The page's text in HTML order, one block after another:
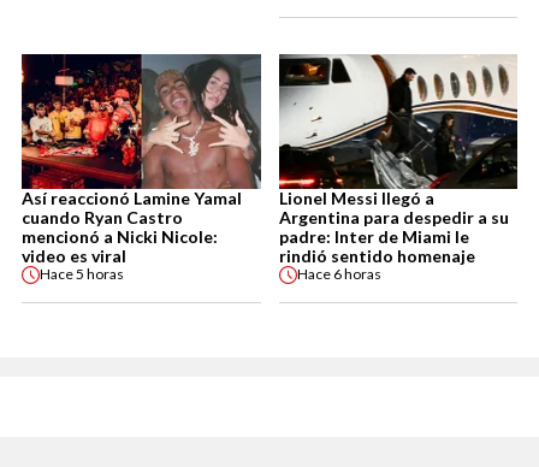
Así reaccionó Lamine Yamal
cuando Ryan Castro
mencionó a Nicki Nicole:
video es viral
Hace5 horas
Lionel Messi llegó a
Argentina para despedir a su
padre: Inter de Miami le
rindió sentido homenaje
Hace 6 horas